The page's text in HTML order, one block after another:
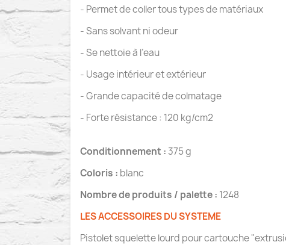
- Permet de coller tous types de matériaux
- Sans solvant ni odeur
- Se nettoie à l’eau
- Usage intérieur et extérieur
- Grande capacité de colmatage
- Forte résistance : 120 kg/cm2
Conditionnement :375 g
Coloris : blanc
Nombre de produits / palette : 1248
LES ACCESSOIRES DU SYSTEME
Pistolet squelette lourd pour cartouche